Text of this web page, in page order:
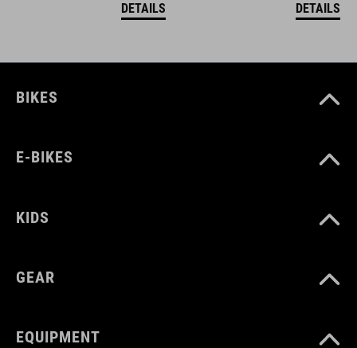
DETAILS DETAILS
BIKES
E-BIKES
KIDS
GEAR
EQUIPMENT